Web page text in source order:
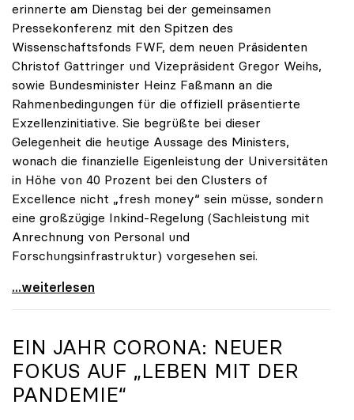
erinnerte am Dienstag bei der gemeinsamen
Pressekonferenz mit den Spitzen des
Wissenschaftsfonds FWF, dem neuen Präsidenten
Christof Gattringer und Vizepräsident Gregor Weihs,
sowie Bundesminister Heinz Faßmann an die
Rahmenbedingungen für die offiziell präsentierte
Exzellenzinitiative. Sie begrüßte bei dieser
Gelegenheit die heutige Aussage des Ministers,
wonach die finanzielle Eigenleistung der Universitäten
in Höhe von 40 Prozent bei den Clusters of
Excellence nicht „fresh money“ sein müsse, sondern
eine großzügige Inkind-Regelung (Sachleistung mit
Anrechnung von Personal und
Forschungsinfrastruktur) vorgesehen sei.
Seidler zur Exzellenzinitiative: Erfolg hängt von
...weiterlesen
EIN JAHR CORONA: NEUER
FOKUS AUF „LEBEN MIT DER
PANDEMIE“